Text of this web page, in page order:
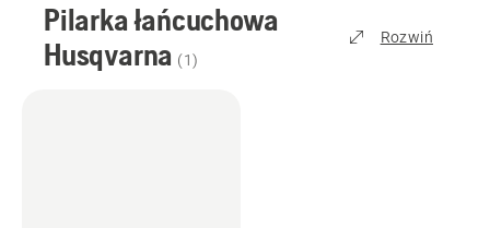
Pilarka łańcuchowa
Husqvarna (1)
Rozwiń